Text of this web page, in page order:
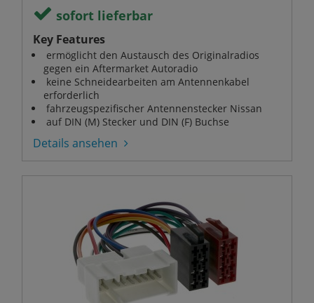
sofort lieferbar
Key Features
ermöglicht den Austausch des Originalradios
gegen ein Aftermarket Autoradio
keine Schneidearbeiten am Antennenkabel
erforderlich
fahrzeugspezifischer Antennenstecker Nissan
auf DIN (M) Stecker und DIN (F) Buchse
Details ansehen